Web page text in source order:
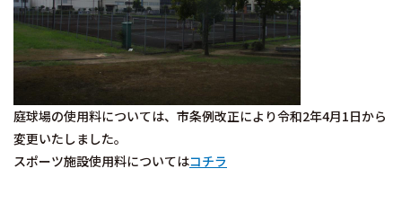
庭球場の使用料については、市条例改正により令和2年4月1日から
変更いたしました。
スポーツ施設使用料についてはコチラ